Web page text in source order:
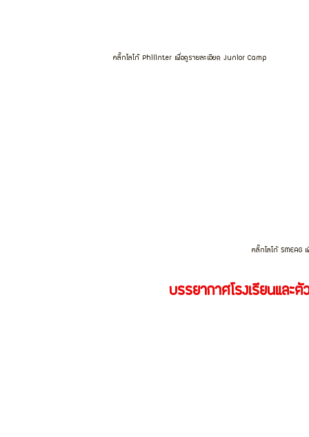
คลิ๊กโลโก้ Philinter เพื่อดูรายละเอียด Junior Camp
คลิ๊กโลโก้ SMEAG
บรรยากาศโรงเรียนและ